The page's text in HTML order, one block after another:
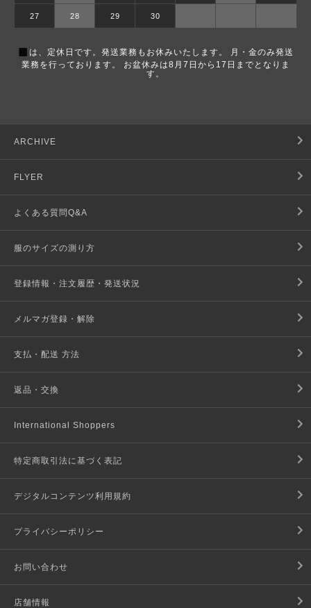
27 28 29 30
■ は、定休日です。発送業務もお休みいたします。 月・金のみ発送
業務を行っております。 お盆休みは8月7日から17日までとなりま
す。
ARCHIVE
FLYER
よくある質問Q&A
服のサイズの測り方
登録情報・注文履歴・発送状況
メルマガ登録・解除
支払・配送 方法
返品・交換
International Shoppers
特定商取引法に基づく表記
デジタルコンテンツ利用規約
プライバシーポリシー
お問い合わせ
店舗情報